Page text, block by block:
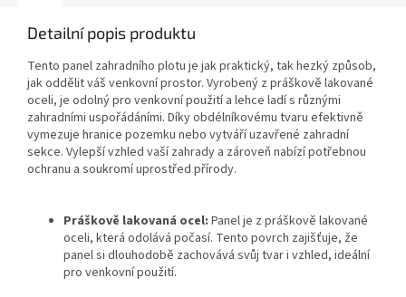
Detailní popis produktu
Tento panel zahradního plotu je jak praktický, tak hezký způsob,
jak oddělit váš venkovní prostor. Vyrobený z práškově lakované
oceli, je odolný pro venkovní použití a lehce ladí s různými
zahradními uspořádáními. Díky obdélníkovému tvaru efektivně
vymezuje hranice pozemku nebo vytváří uzavřené zahradní
sekce. Vylepší vzhled vaší zahrady a zároveň nabízí potřebnou
ochranu a soukromí uprostřed přírody.
Práškově lakovaná ocel: Panel je z práškově lakované
oceli, která odolává počasí. Tento povrch zajišťuje, že
panel si dlouhodobě zachovává svůj tvar i vzhled, ideální
pro venkovní použití.